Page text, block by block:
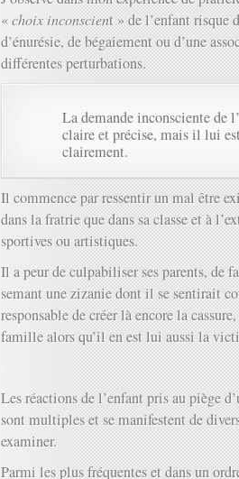
«choix inconscient » de l’enfant risque
d’énurésie, de bégaiement ou d’une
différentes perturbations.
La demande inconsciente de
claire et précise, mais il lui
clairement.
Il commence par ressentir un mal être
dans la fratrie que dans sa classe et à
sportives ou artistiques.
Il a peur de culpabiliser ses parents, de
semant une zizanie dont il se sentirait
responsable de créer là encore la
famille alors qu’il en est lui aussi la
Les réactions de l’enfant pris au piège
sont multiples et se manifestent de
examiner.
Parmi les plus fréquentes et dans un